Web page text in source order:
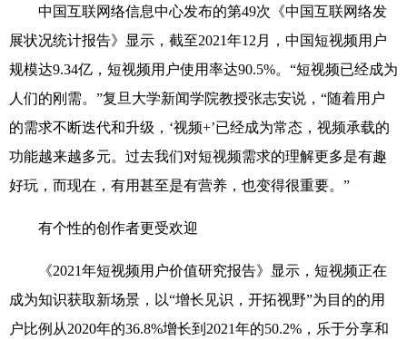
中国互联网络信息中心发布的第49次《中国互联网络发
展状况统计报告》显示，截至2021年12月，中国短视频用户
规模达9.34亿，短视频用户使用率达90.5%。“短视频已经成为
人们的刚需。”复旦大学新闻学院教授张志安说，“随着用户
的需求不断迭代和升级，‘视频+’已经成为常态，视频承载的
功能越来越多元。过去我们对短视频需求的理解更多是有趣
好玩，而现在，有用甚至是有营养，也变得很重要。”
有个性的创作者更受欢迎
《2021年短视频用户价值研究报告》显示，短视频正在
成为知识获取新场景，以“增长见识，开拓视野”为目的的用
户比例从2020年的36.8%增长到2021年的50.2%，乐于分享和